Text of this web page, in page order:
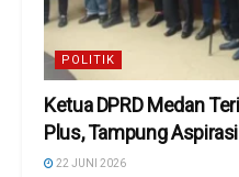
POLITIK
Ketua DPRD Medan
Plus, Tampung
22 JUNI 2026